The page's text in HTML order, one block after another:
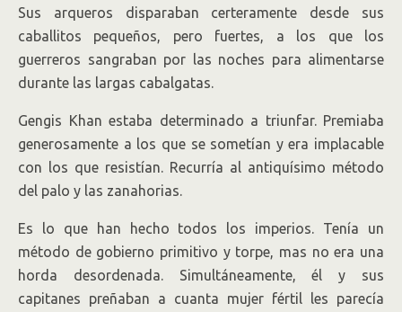
Sus arqueros disparaban certeramente desde sus
caballitos pequeños, pero fuertes, a los que los
guerreros sangraban por las noches para alimentarse
durante las largas cabalgatas.
Gengis Khan estaba determinado a triunfar. Premiaba
generosamente a los que se sometían y era implacable
con los que resistían. Recurría al antiquísimo método
del palo y las zanahorias.
Es lo que han hecho todos los imperios. Tenía un
método de gobierno primitivo y torpe, mas no era una
horda desordenada. Simultáneamente, él y sus
capitanes preñaban a cuanta mujer fértil les parecía